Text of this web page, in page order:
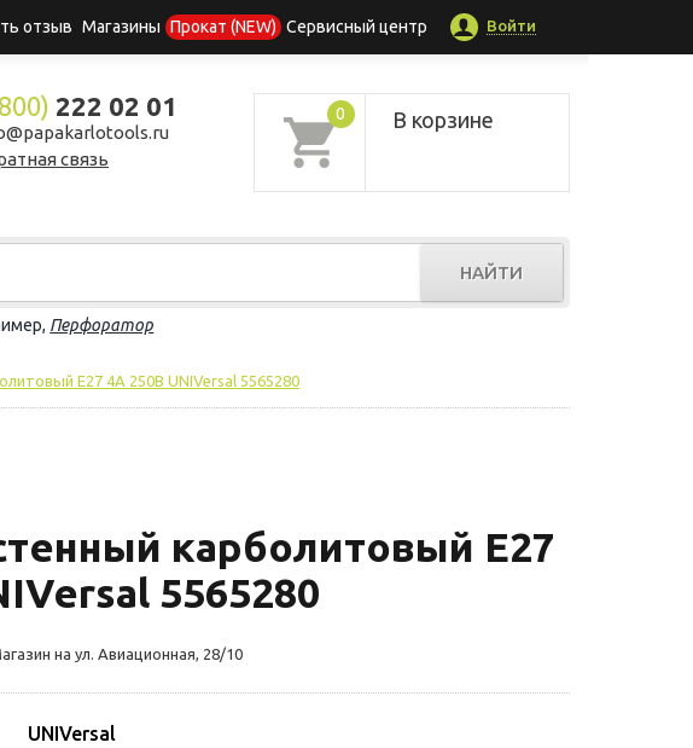
отзыв Магазины Прокат (NEW) Сервисный центр Войти
222 02 01
связь
0 В корзине
НАЙТИ
Перфоратор
Е27 4А 250В UNIVersal 5565280
карболитовый Е27
5565280
на ул. Авиационная, 28/10
UNIVersal